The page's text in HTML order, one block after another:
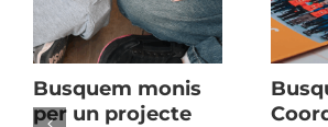
Busquem monis
per un projecte